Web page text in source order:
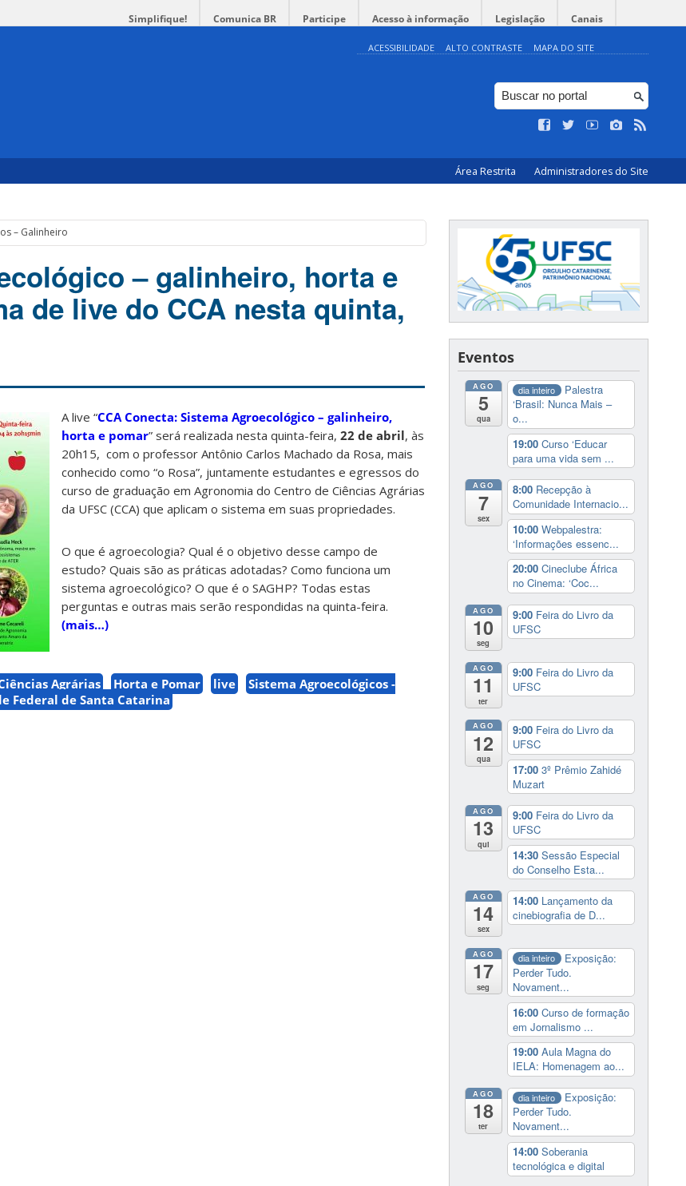
Simplifique! Comunica BR Participe Acesso à informação Legislação Canais
ACESSIBILIDADE ALTO CONTRASTE MAPA DO SITE
Área Restrita Administradores do Site
– Galinheiro
– galinheiro, horta e
de live do CCA nesta quinta,
A live “CCA Conecta: Sistema Agroecológico – galinheiro,
horta e pomar” será realizada nesta quinta-feira, 22 de abril, às
20h15, com o professor Antônio Carlos Machado da Rosa, mais
conhecido como “o Rosa”, juntamente estudantes e egressos do
curso de graduação em Agronomia do Centro de Ciências Agrárias
da UFSC (CCA) que aplicam o sistema em suas propriedades.
O que é agroecologia? Qual é o objetivo desse campo de
estudo? Quais são as práticas adotadas? Como funciona um
sistema agroecológico? O que é o SAGHP? Todas estas
perguntas e outras mais serão respondidas na quinta-feira.
(mais…)
Agrárias Horta e Pomar live
Sistema Agroecológicos -
Federal de Santa Catarina
Eventos
AGO
5
qua
dia inteiro
Palestra
‘Brasil: Nunca Mais –
o...
19:00 Curso ‘Educar
para uma vida sem ...
AGO
7
sex
8:00 Recepção à
Comunidade Internacio...
10:00 Webpalestra:
‘Informações essenc...
20:00 Cineclube África
no Cinema: ‘Coc...
AGO
10
seg
9:00 Feira do Livro da
UFSC
AGO
11
ter
9:00 Feira do Livro da
UFSC
AGO
12
qua
9:00 Feira do Livro da
UFSC
17:00 3º Prêmio Zahidé
Muzart
AGO
13
qui
9:00 Feira do Livro da
UFSC
14:30 Sessão Especial
do Conselho Esta...
AGO
14
sex
14:00 Lançamento da
cinebiografia de D...
AGO
17
seg
dia inteiro
Exposição:
Perder Tudo.
Novament...
16:00 Curso de formação
em Jornalismo ...
19:00 Aula Magna do
IELA: Homenagem ao...
AGO
18
ter
dia inteiro
Exposição:
Perder Tudo.
Novament...
14:00 Soberania
tecnológica e digital